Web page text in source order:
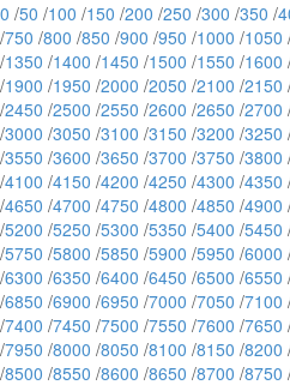
0 /50 /100 /150 /200 /250 /300 /350 /
/750 /800 /850 /900 /950 /1000 /1050
/1350 /1400 /1450 /1500 /1550 /1600
/1900 /1950 /2000 /2050 /2100 /2150
/2450 /2500 /2550 /2600 /2650 /2700
/3000 /3050 /3100 /3150 /3200 /3250
/3550 /3600 /3650 /3700 /3750 /3800
/4100 /4150 /4200 /4250 /4300 /4350
/4650 /4700 /4750 /4800 /4850 /4900
/5200 /5250 /5300 /5350 /5400 /5450
/5750 /5800 /5850 /5900 /5950 /6000
/6300 /6350 /6400 /6450 /6500 /6550
/6850 /6900 /6950 /7000 /7050 /7100
/7400 /7450 /7500 /7550 /7600 /7650
/7950 /8000 /8050 /8100 /8150 /8200
/8500 /8550 /8600 /8650 /8700 /8750